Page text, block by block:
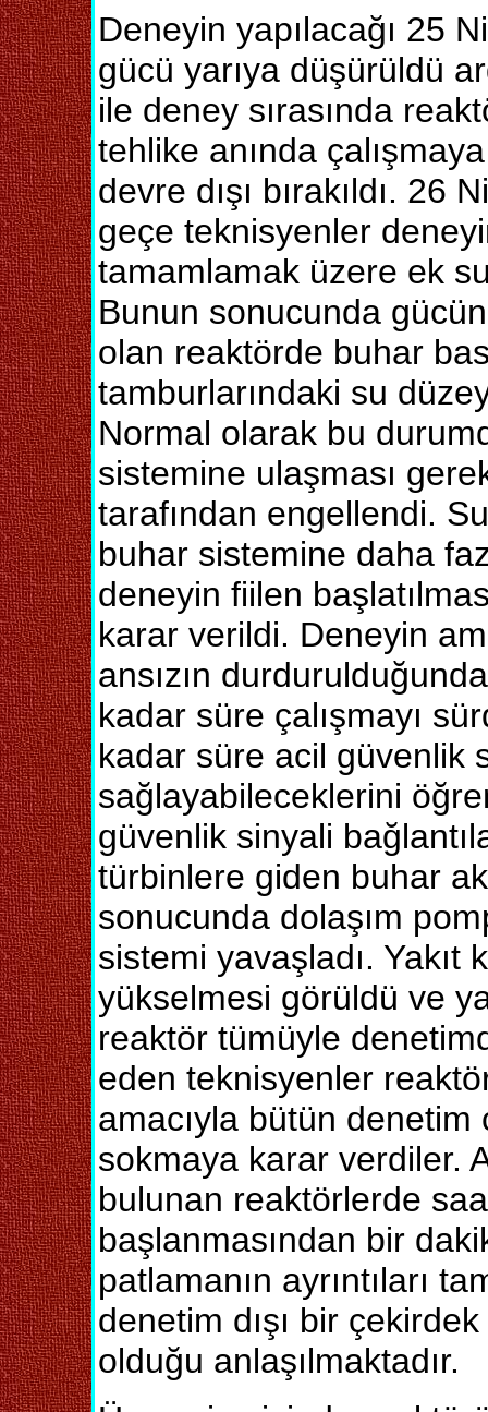
Deneyin yapılacağı 25
gücü yarıya düşürüldü
ile deney sırasında
tehlike anında
devre dışı bırakıldı. 26
geçe teknisyenler
tamamlamak üzere ek su
Bunun sonucunda
olan reaktörde buhar
tamburlarındaki su
Normal olarak bu
sistemine ulaşması
tarafından engellendi.
buhar sistemine daha
deneyin fiilen
karar verildi. Deneyin
ansızın
kadar süre çalışmayı
kadar süre acil güvenlik
sağlayabileceklerini
güvenlik sinyali
türbinlere giden buhar
sonucunda dolaşım
sistemi yavaşladı. Yakıt
yükselmesi görüldü ve
reaktör tümüyle
eden teknisyenler
amacıyla bütün denetim
sokmaya karar verdiler.
bulunan reaktörlerde
başlanmasından bir
patlamanın ayrıntıları
denetim dışı bir
olduğu anlaşılmaktadır.